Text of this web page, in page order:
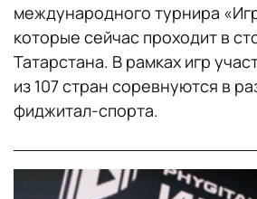
международного турнира
которые сейчас проходит в
Татарстана. В рамках игр
из 107 стран соревнуются в
фиджитал-спорта.